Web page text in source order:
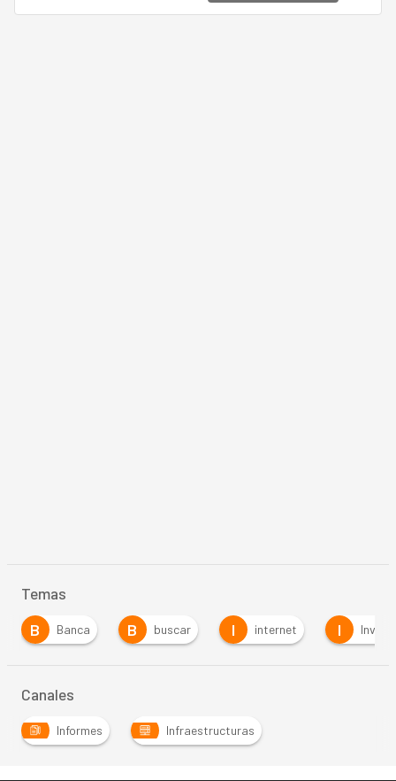
Temas
B
buscar I internet Investigación S
Canales
Informes Infraestructuras